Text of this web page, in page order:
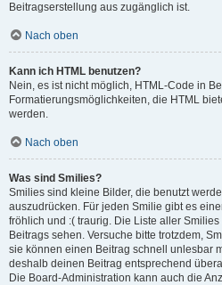
Beitragserstellung aus zugänglich ist.
Nach oben
Kann ich HTML benutzen?
Nein, es ist nicht möglich, HTML-Code in
Formatierungsmöglichkeiten, die HTML
werden.
Nach oben
Was sind Smilies?
Smilies sind kleine Bilder, die benutzt
auszudrücken. Für jeden Smilie gibt es
fröhlich und :( traurig. Die Liste aller
Beitrags sehen. Versuche bitte trotzdem,
sie können einen Beitrag schnell unlesbar
deshalb deinen Beitrag entsprechend
Die Board-Administration kann auch die